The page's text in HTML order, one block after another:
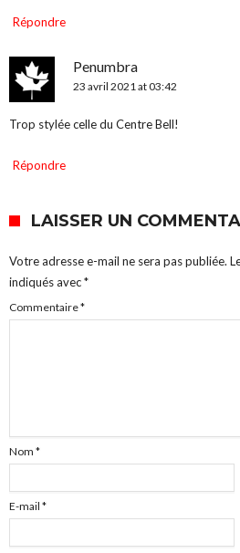
Répondre
Penumbra
23 avril 2021 at 03:42
Trop stylée celle du Centre Bell!
Répondre
LAISSER UN
Votre adresse e-mail ne sera pas publiée.
indiqués avec*
Commentaire*
Nom *
E-mail *